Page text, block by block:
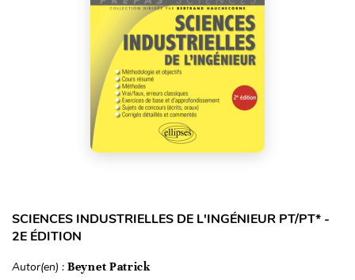
SCIENCES INDUSTRIELLES DE L'INGÉNIEUR PT/PT* -
2E ÉDITION
Autor(en) : Beynet Patrick